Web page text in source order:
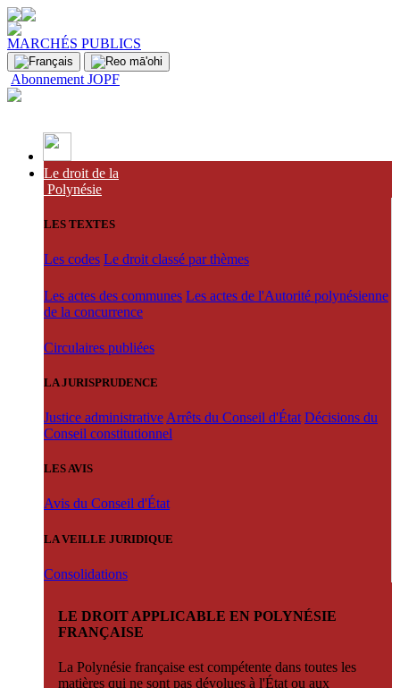
MARCHÉS PUBLICS
Abonnement JOPF
Le droit de la
Polynésie
LES TEXTES
Les codes Le droit classé par thèmes
Les actes des communes Les actes de l'Autorité polynésienne
de la concurrence
Circulaires publiées
LA JURISPRUDENCE
Justice administrative Arrêts du Conseil d'État Décisions du
Conseil constitutionnel
LES AVIS
Avis du Conseil d'État
LA VEILLE JURIDIQUE
Consolidations
LE DROIT APPLICABLE EN POLYNÉSIE
FRANÇAISE
La Polynésie française est compétente dans toutes les
matières qui ne sont pas dévolues à l'État ou aux